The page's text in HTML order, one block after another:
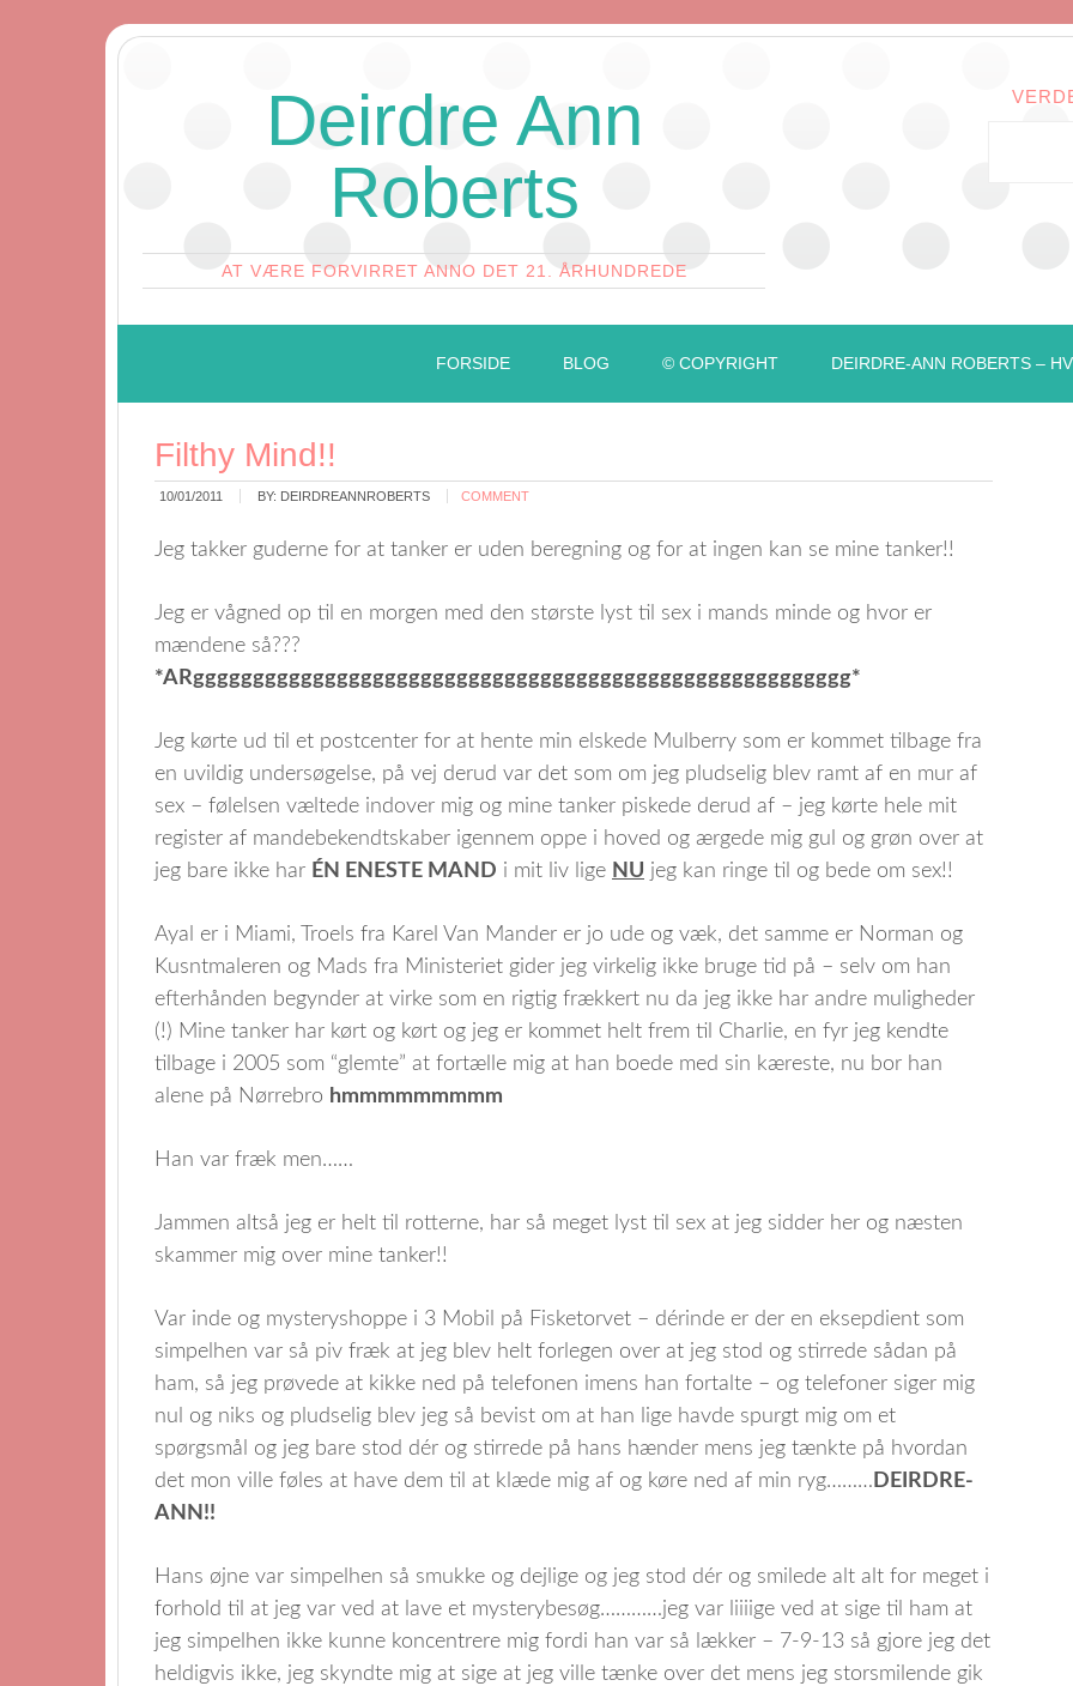
Deirdre Ann
Roberts
AT VÆRE FORVIRRET ANNO DET 21. ÅRHUNDREDE
FORSIDE BLOG © COPYRIGHT DEIRDRE-ANN ROBERTS –
Filthy Mind!!
10/01/2011 BY: DEIRDREANNROBERTS COMMENT
Jeg takker guderne for at tanker er uden beregning og for at ingen kan se mine tanker!!
Jeg er vågned op til en morgen med den største lyst til sex i mands minde og hvor er
mændene så???
*ARggggggggggggggggggggggggggggggggggggggggggggggggggggggg*
Jeg kørte ud til et postcenter for at hente min elskede Mulberry som er kommet tilbage fra
en uvildig undersøgelse, på vej derud var det som om jeg pludselig blev ramt af en mur af
sex – følelsen væltede indover mig og mine tanker piskede derud af – jeg kørte hele mit
register af mandebekendtskaber igennem oppe i hoved og ærgede mig gul og grøn over at
jeg bare ikke har ÉN ENESTE MAND i mit liv lige NU jeg kan ringe til og bede om sex!!
Ayal er i Miami, Troels fra Karel Van Mander er jo ude og væk, det samme er Norman og
Kusntmaleren og Mads fra Ministeriet gider jeg virkelig ikke bruge tid på – selv om han
efterhånden begynder at virke som en rigtig frækkert nu da jeg ikke har andre muligheder
(!) Mine tanker har kørt og kørt og jeg er kommet helt frem til Charlie, en fyr jeg kendte
tilbage i 2005 som “glemte” at fortælle mig at han boede med sin kæreste, nu bor han
alene på Nørrebro hmmmmmmmmm
Han var fræk men……
Jammen altså jeg er helt til rotterne, har så meget lyst til sex at jeg sidder her og næsten
skammer mig over mine tanker!!
Var inde og mysteryshoppe i 3 Mobil på Fisketorvet – dérinde er der en eksepdient som
simpelhen var så piv fræk at jeg blev helt forlegen over at jeg stod og stirrede sådan på
ham, så jeg prøvede at kikke ned på telefonen imens han fortalte – og telefoner siger mig
nul og niks og pludselig blev jeg så bevist om at han lige havde spurgt mig om et
spørgsmål og jeg bare stod dér og stirrede på hans hænder mens jeg tænkte på hvordan
det mon ville føles at have dem til at klæde mig af og køre ned af min ryg……… DEIRDRE-
ANN!!
Hans øjne var simpelhen så smukke og dejlige og jeg stod dér og smilede alt alt for meget i
forhold til at jeg var ved at lave et mysterybesøg…………jeg var liiiige ved at sige til ham at
jeg simpelhen ikke kunne koncentrere mig fordi han var så lækker – 7-9-13 så gjore jeg det
heldigvis ikke, jeg skyndte mig at sige at jeg ville tænke over det mens jeg storsmilende gik